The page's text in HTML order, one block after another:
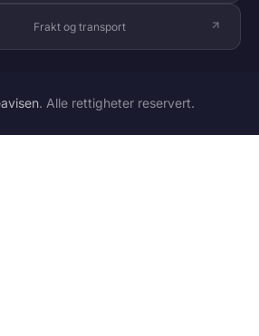
Frakt og transport
. Alle rettigheter reservert.